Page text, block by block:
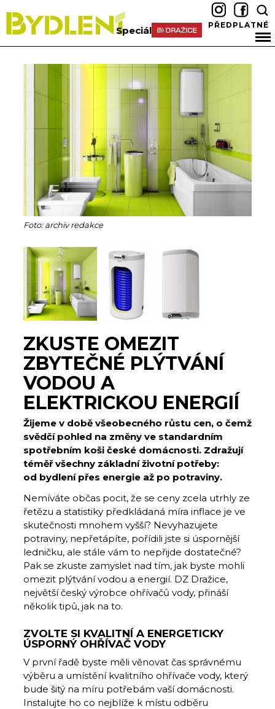
Speciál PŘEDPLATNÉ
Foto: archiv redakce
ZKUSTE OMEZIT
ZBYTEČNÉ PLÝTVÁNÍ
VODOU A
ELEKTRICKOU ENERGIÍ
Žijeme v době všeobecného růstu cen, o čemž
svědčí pohled na změny ve standardním
spotřebním koši české domácnosti. Zdražují
téměř všechny základní životní potřeby:
od bydlení přes energie až po potraviny.
Nemíváte občas pocit, že se ceny zcela utrhly ze
řetězu a statistiky předkládaná míra inflace je ve
skutečnosti mnohem vyšší? Nevyhazujete
potraviny, nepřetápíte, pořídili jste si úspornější
ledničku, ale stále vám to nepřijde dostatečné?
Pak se zkuste zamyslet nad tím, jak byste mohli
omezit plýtvání vodou a energií. DZ Dražice,
největší český výrobce ohřívačů vody, přináší
několik tipů, jak na to.
ZVOLTE SI KVALITNÍ A ENERGETICKY
ÚSPORNÝ OHŘÍVAČ VODY
V první řadě byste měli věnovat čas správnému
výběru a umístění kvalitního ohřívače vody, který
bude šitý na míru potřebám vaší domácnosti.
Instalujte ho co nejblíže k místu odběru